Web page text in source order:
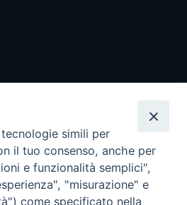
simili per
il tuo consenso, anche per
e funzionalità semplici",
"misurazione" e
come specificato nella